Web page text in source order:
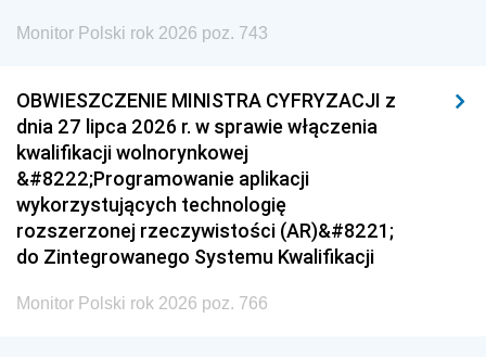
Monitor Polski rok 2026 poz. 743
OBWIESZCZENIE MINISTRA CYFRYZACJI z
dnia 27 lipca 2026 r. w sprawie włączenia
kwalifikacji wolnorynkowej
&#8222;Programowanie aplikacji
wykorzystujących technologię
rozszerzonej rzeczywistości (AR)&#8221;
do Zintegrowanego Systemu Kwalifikacji
Monitor Polski rok 2026 poz. 766